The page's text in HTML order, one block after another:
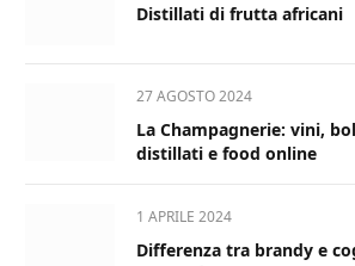
Distillati di frutta africani
27 AGOSTO 2024
La Champagnerie: vini,
distillati e food online
1 APRILE 2024
Differenza tra brandy e